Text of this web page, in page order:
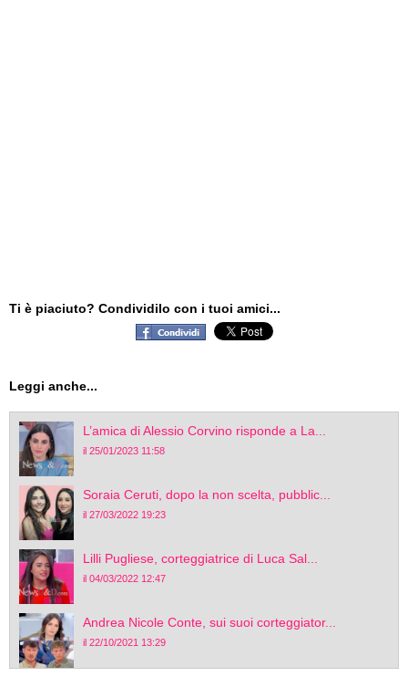
Ti è piaciuto? Condividilo con i tuoi amici...
Leggi anche...
L’amica di Alessio Corvino risponde a La...
il 25/01/2023 11:58
Soraia Ceruti, dopo la non scelta, pubblic...
il 27/03/2022 19:23
Lilli Pugliese, corteggiatrice di Luca Sal...
il 04/03/2022 12:47
Andrea Nicole Conte, sui suoi corteggiator...
il 22/10/2021 13:29